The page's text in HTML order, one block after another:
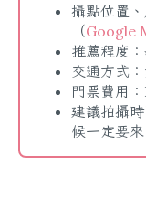
攝點位置
（Google
推薦程度：
交通方式
門票費用
建議拍攝
候一定要來